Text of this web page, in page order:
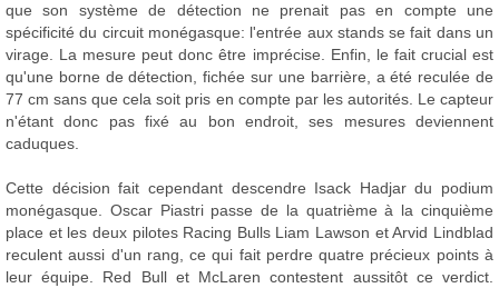
que son système de détection ne prenait pas en compte une
spécificité du circuit monégasque: l'entrée aux stands se fait dans un
virage. La mesure peut donc être imprécise. Enfin, le fait crucial est
qu'une borne de détection, fichée sur une barrière, a été reculée de
77 cm sans que cela soit pris en compte par les autorités. Le capteur
n'étant donc pas fixé au bon endroit, ses mesures deviennent
caduques.
Cette décision fait cependant descendre Isack Hadjar du podium
monégasque. Oscar Piastri passe de la quatrième à la cinquième
place et les deux pilotes Racing Bulls Liam Lawson et Arvid Lindblad
reculent aussi d'un rang, ce qui fait perdre quatre précieux points à
leur équipe. Red Bull et McLaren contestent aussitôt ce verdict.